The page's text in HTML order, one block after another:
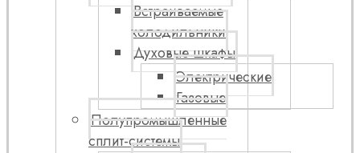
Встраиваемые
холодильники
Духовые шкафы
Электрические
Газовые
Полупромышленные
сплит-системы